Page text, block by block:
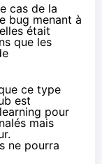
cas de la
bug menant à
était
que les
ce type
est
pour
mais
ne pourra